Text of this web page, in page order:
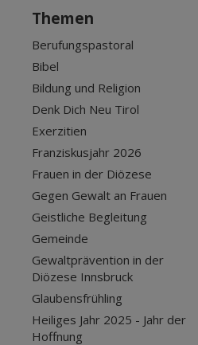
Themen
Berufungspastoral
Bibel
Bildung und Religion
Denk Dich Neu Tirol
Exerzitien
Franziskusjahr 2026
Frauen in der Diözese
Gegen Gewalt an Frauen
Geistliche Begleitung
Gemeinde
Gewaltprävention in der
Diözese Innsbruck
Glaubensfrühling
Heiliges Jahr 2025 - Jahr der
Hoffnung